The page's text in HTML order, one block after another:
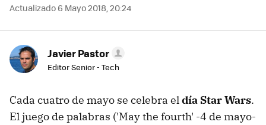
Actualizado 6 Mayo 2018, 20:24
Javier Pastor
Editor Senior - Tech
Cada cuatro de mayo se celebra eldía Star Wars.
El juego de palabras ('May the fourth' -4 de mayo-